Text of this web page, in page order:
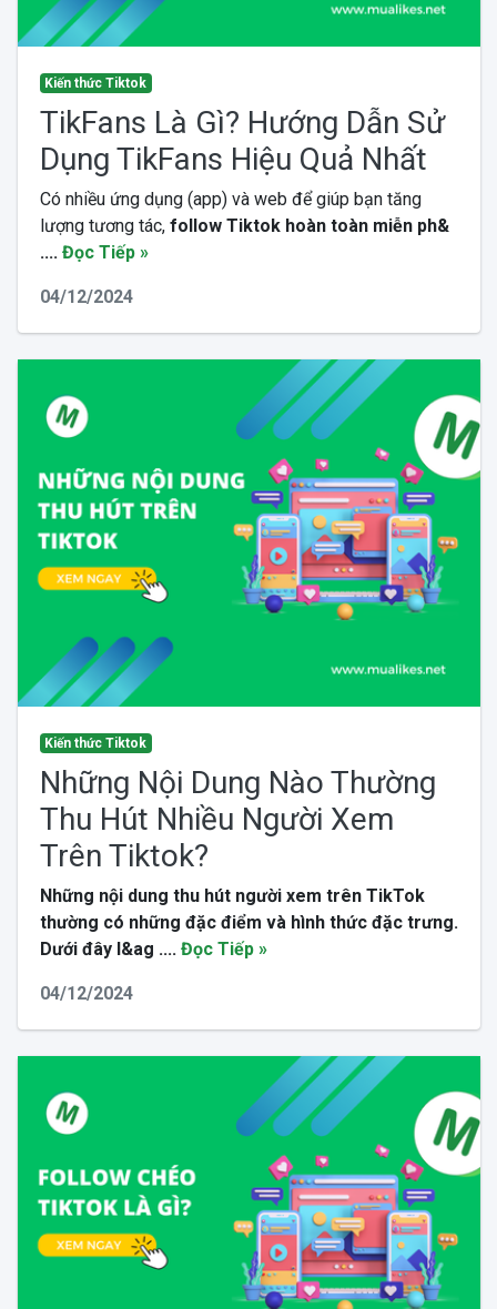
Kiến thức Tiktok
TikFans Là Gì? Hướng Dẫn Sử
Dụng TikFans Hiệu Quả Nhất
Có nhiều ứng dụng (app) và web để giúp bạn tăng
lượng tương tác, follow Tiktok hoàn toàn miễn ph&
.... Đọc Tiếp »
04/12/2024
Kiến thức Tiktok
Những Nội Dung Nào Thường
Thu Hút Nhiều Người Xem
Trên Tiktok?
Những nội dung thu hút người xem trên TikTok
thường có những đặc điểm và hình thức đặc trưng.
Dưới đây l&ag .... Đọc Tiếp »
04/12/2024